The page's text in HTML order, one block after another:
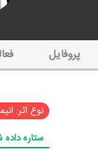
پروفایل
نوع اثر:
ستاره داده